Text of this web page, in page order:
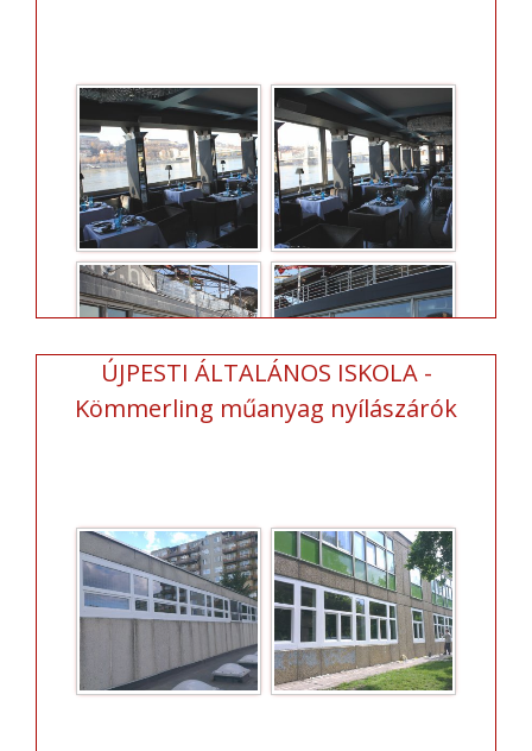
ÚJPESTI ÁLTALÁNOS ISKOLA -
Kömmerling műanyag nyílászárók